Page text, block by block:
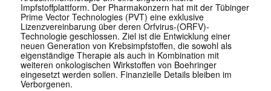
Impfstoffplattform. Der Pharmakonzern hat mit der Tübinger
Prime Vector Technologies (PVT) eine exklusive
Lizenzvereinbarung über deren Orfvirus-(ORFV)-
Technologie geschlossen. Ziel ist die Entwicklung einer
neuen Generation von Krebsimpfstoffen, die sowohl als
eigenständige Therapie als auch in Kombination mit
weiteren onkologischen Wirkstoffen von Boehringer
eingesetzt werden sollen. Finanzielle Details bleiben im
Verborgenen.